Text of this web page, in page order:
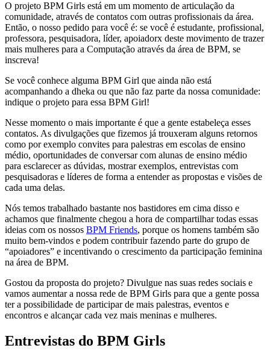
O projeto BPM Girls está em um momento de articulação da
comunidade, através de contatos com outras profissionais da área.
Então, o nosso pedido para você é: se você é estudante, profissional,
professora, pesquisadora, líder, apoiadorx deste movimento de trazer
mais mulheres para a Computação através da área de BPM, se
inscreva!
Se você conhece alguma BPM Girl que ainda não está
acompanhando a dheka ou que não faz parte da nossa comunidade:
indique o projeto para essa BPM Girl!
Nesse momento o mais importante é que a gente estabeleça esses
contatos. As divulgações que fizemos já trouxeram alguns retornos
como por exemplo convites para palestras em escolas de ensino
médio, oportunidades de conversar com alunas de ensino médio
para esclarecer as dúvidas, mostrar exemplos, entrevistas com
pesquisadoras e líderes de forma a entender as propostas e visões de
cada uma delas.
Nós temos trabalhado bastante nos bastidores em cima disso e
achamos que finalmente chegou a hora de compartilhar todas essas
ideias com os nossos BPM Friends, porque os homens também são
muito bem-vindos e podem contribuir fazendo parte do grupo de
“apoiadores” e incentivando o crescimento da participação feminina
na área de BPM.
Gostou da proposta do projeto? Divulgue nas suas redes sociais e
vamos aumentar a nossa rede de BPM Girls para que a gente possa
ter a possibilidade de participar de mais palestras, eventos e
encontros e alcançar cada vez mais meninas e mulheres.
Entrevistas do BPM Girls